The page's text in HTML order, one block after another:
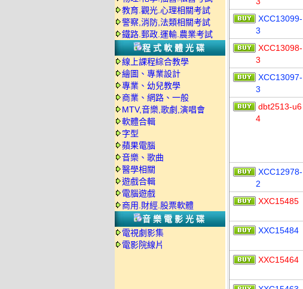
教育.觀光.心理相關考試
警察,消防,法類相關考試
鐵路.郵政.運輸.農業考試
程式軟體光碟
線上課程綜合教學
繪圖、專業設計
專業、幼兒教學
商業、網路、一般
MTV,音樂,歌劇,演唱會
軟體合輯
字型
蘋果電腦
音樂、歌曲
醫學相關
遊戲合輯
電腦遊戲
商用.財經.股票軟體
音樂電影光碟
電視劇影集
電影院線片
XCC13099-
3
XCC13098-
3
XCC13097-
3
dbt2513-u6
4
XCC12978-
2
XXC15485
XXC15484
XXC15464